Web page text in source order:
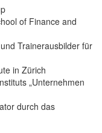
of Finance and
Trainerausbilder für
in Zürich
„Unternehmen
durch das